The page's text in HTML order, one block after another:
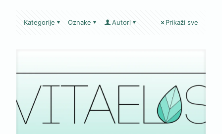
Kategorije Oznake Autori Prikaži sve